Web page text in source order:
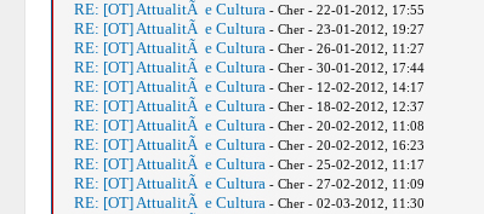
RE: [OT] AttualitÃ e Cultura - Cher - 22-01-2012, 17:55
RE: [OT] AttualitÃ e Cultura - Cher - 23-01-2012, 19:27
RE: [OT] AttualitÃ e Cultura - Cher - 26-01-2012, 11:27
RE: [OT] AttualitÃ e Cultura - Cher - 30-01-2012, 17:44
RE: [OT] AttualitÃ e Cultura - Cher - 12-02-2012, 14:17
RE: [OT] AttualitÃ e Cultura - Cher - 18-02-2012, 12:37
RE: [OT] AttualitÃ e Cultura - Cher - 20-02-2012, 11:08
RE: [OT] AttualitÃ e Cultura - Cher - 20-02-2012, 16:23
RE: [OT] AttualitÃ e Cultura - Cher - 25-02-2012, 11:17
RE: [OT] AttualitÃ e Cultura - Cher - 27-02-2012, 11:09
RE: [OT] AttualitÃ e Cultura - Cher - 02-03-2012, 11:30